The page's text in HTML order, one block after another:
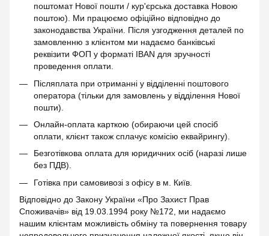
поштомат Нової пошти / кур'єрська доставка Новою
поштою). Ми працюємо офіційно відповідно до
законодавства України. Після узгодження деталей по
замовленню з клієнтом ми надаємо банківські
реквізити ФОП у форматі IBAN для зручності
проведення оплати.
Післяплата при отриманні у відділенні поштового
оператора (тільки для замовлень у відділення Нової
пошти).
Онлайн-оплата карткою (обираючи цей спосіб
оплати, клієнт також сплачує комісію еквайрингу).
Безготівкова оплата для юридичних осіб (наразі лише
без ПДВ).
Готівка при самовивозі з офісу в м. Київ.
Відповідно до Закону України «Про Захист Прав
Споживачів» від 19.03.1994 року №172, ми надаємо
нашим клієнтам можливість обміну та повернення товару